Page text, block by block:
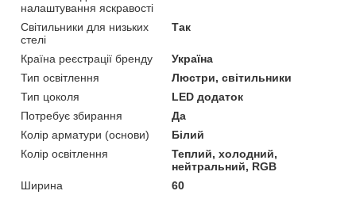
налаштування яскравості
Світильники для низьких
стелі
Так
Країна реєстрації бренду
Україна
Тип освітлення
Люстри, світильники
Тип цоколя
LED додаток
Потребує збирання
Да
Колір арматури (основи)
Білий
Колір освітлення
Теплий, холодний,
нейтральний, RGB
Ширина
60